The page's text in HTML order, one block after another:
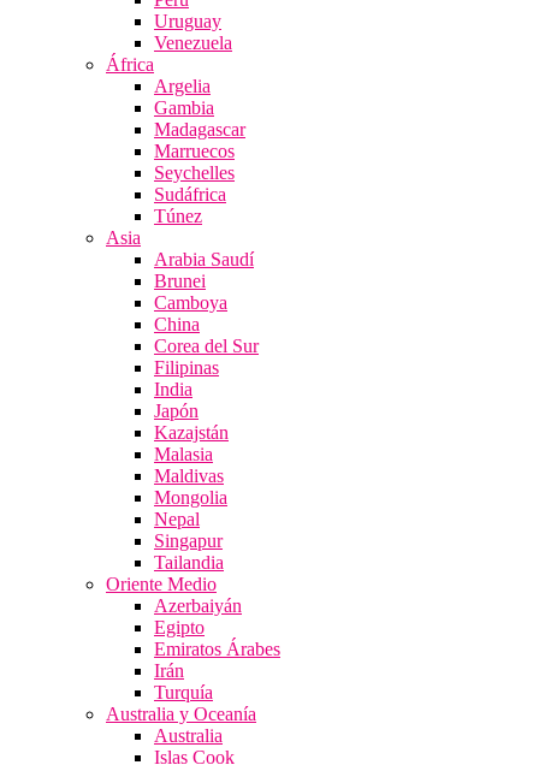
Uruguay
Venezuela
África
Argelia
Gambia
Madagascar
Marruecos
Seychelles
Sudáfrica
Túnez
Asia
Arabia Saudí
Brunei
Camboya
China
Corea del Sur
Filipinas
India
Japón
Kazajstán
Malasia
Maldivas
Mongolia
Nepal
Singapur
Tailandia
Oriente Medio
Azerbaiyán
Egipto
Emiratos Árabes
Irán
Turquía
Australia y Oceanía
Australia
Islas Cook